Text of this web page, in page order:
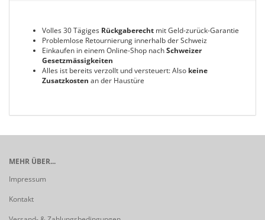
Volles 30 Tägiges Rückgaberecht mit Geld-zurück-Garantie
Problemlose Retournierung innerhalb der Schweiz
Einkaufen in einem Online-Shop nachSchweizer
Gesetzmässigkeiten
Alles ist bereits verzollt und versteuert: Also keine
Zusatzkosten an der Haustüre
MEHR ÜBER...
Impressum
Kontakt